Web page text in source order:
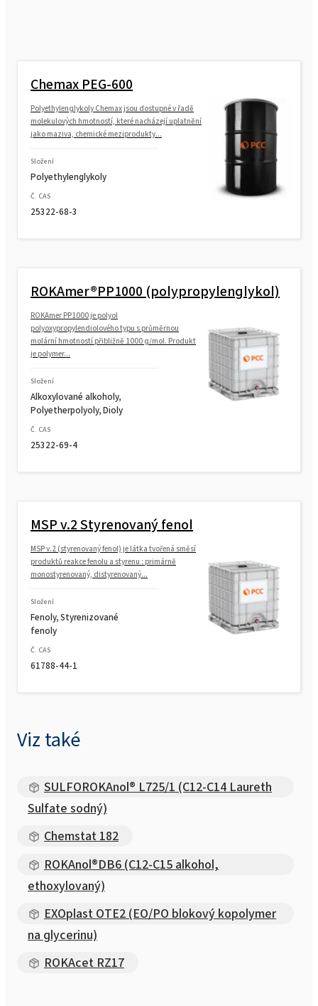
Chemax PEG-600
Polyethylenglykoly Chemax jsou dostupné v řadě
molekulových hmotností, které nacházejí uplatnění
jako maziva, chemické meziprodukty...
Složení
Polyethylenglykoly
Č. CAS
25322-68-3
ROKAmer®PP1000 (polypropylenglykol)
ROKAmer PP1000 je polyol
polyoxypropylendiolového typu s průměrnou
molární hmotností přibližně 1000 g/mol. Produkt
je polymer...
Složení
Alkoxylované alkoholy,
Polyetherpolyoly, Dioly
Č. CAS
25322-69-4
MSP v.2 Styrenovaný fenol
MSP v.2 (styrenovaný fenol) je látka tvořená směsí
produktů reakce fenolu a styrenu : primárně
monostyrenovaný, distyrenovaný...
Složení
Fenoly, Styrenizované
fenoly
Č. CAS
61788-44-1
Viz také
SULFOROKAnol® L725/1 (C12-C14 Laureth
Sulfate sodný)
Chemstat 182
ROKAnol®DB6 (C12-C15 alkohol,
ethoxylovaný)
EXOplast OTE2 (EO/PO blokový kopolymer
na glycerinu)
ROKAcet RZ17